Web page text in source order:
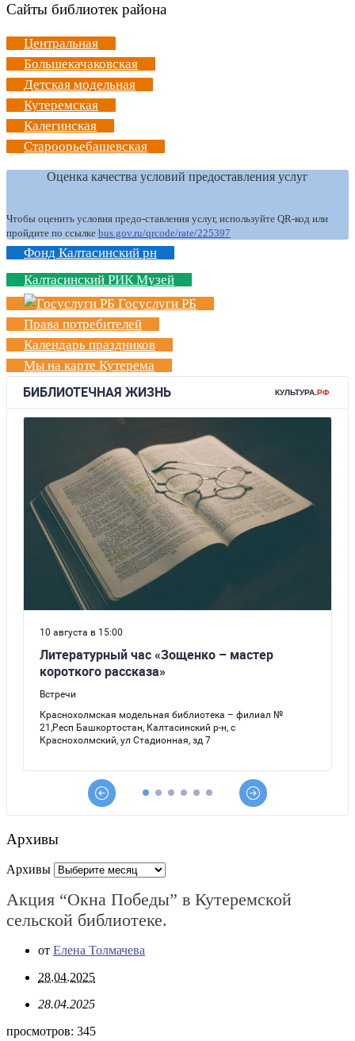
Сайты библиотек района
Центральная
Большекачаковская
Детская модельная
Кутеремская
Калегинская
Староорьебашевская
Оценка качества условий предоставления услуг
Чтобы оценить условия предо-ставления услуг, используйте QR-код или
пройдите по ссылке bus.gov.ru/qrcode/rate/225397
Фонд Калтасинский рн
Калтасинский РИК Музей
Госуслуги РБ
Права потребителей
Календарь праздников
Мы на карте Кутерема
Архивы
Архивы
Акция “Окна Победы” в Кутеремской
сельской библиотеке.
от Елена Толмачева
28.04.2025
28.04.2025
просмотров: 345